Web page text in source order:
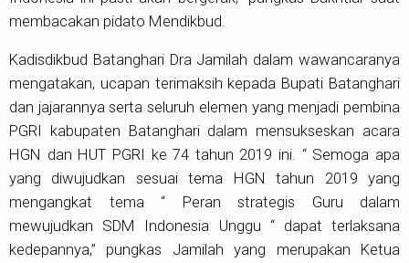
membacakan pidato Mendikbud.
Kadisdikbud Batanghari Dra Jamilah dalam wawancaranya
mengatakan, ucapan terimaksih kepada Bupati Batanghari
dan jajarannya serta seluruh elemen yang menjadi pembina
PGRI kabupaten Batanghari dalam mensukseskan acara
HGN dan HUT PGRI ke 74 tahun 2019 ini. “ Semoga apa
yang diwujudkan sesuai tema HGN tahun 2019 yang
mengangkat tema “ Peran strategis Guru dalam
mewujudkan SDM Indonesia Unggu “ dapat terlaksana
kedepannya,” pungkas Jamilah yang merupakan Ketua